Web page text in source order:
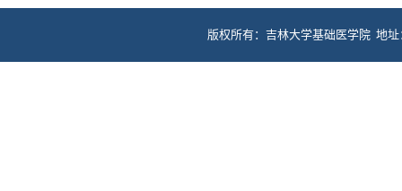
版权所有：吉林大学基础医学院 地